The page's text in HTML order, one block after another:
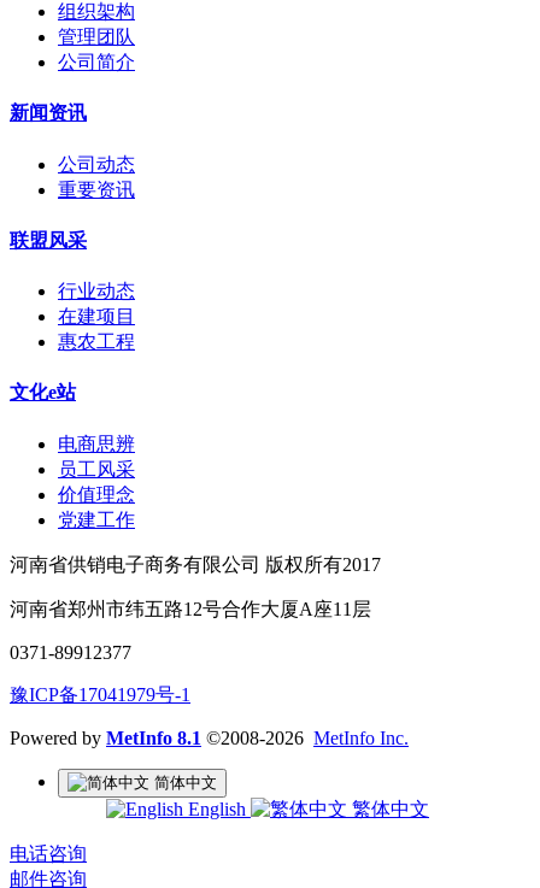
组织架构
管理团队
公司简介
新闻资讯
公司动态
重要资讯
联盟风采
行业动态
在建项目
惠农工程
文化e站
电商思辨
员工风采
价值理念
党建工作
河南省供销电子商务有限公司 版权所有2017
河南省郑州市纬五路12号合作大厦A座11层
0371-89912377
豫ICP备17041979号-1
Powered by MetInfo 8.1 ©2008-2026 MetInfo Inc.
简体中文
English 繁体中文
电话咨询
邮件咨询